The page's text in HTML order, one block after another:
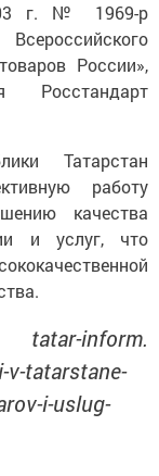
г. № 1969-р
России»,
Росстандарт
Татарстан
работу
качества
и услуг, что
inform.
tatarstane-
i-uslug-